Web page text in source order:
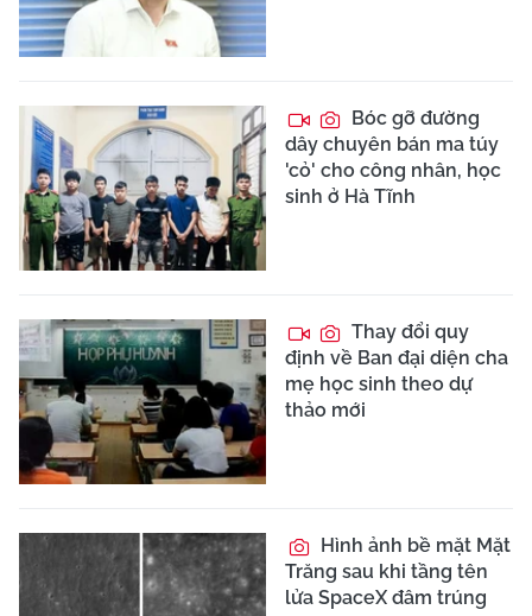
Bóc gỡ đường
dây chuyên bán ma túy
'cỏ' cho công nhân, học
sinh ở Hà Tĩnh
Thay đổi quy
định về Ban đại diện cha
mẹ học sinh theo dự
thảo mới
Hình ảnh bề mặt Mặt
Trăng sau khi tầng tên
lửa SpaceX đâm trúng